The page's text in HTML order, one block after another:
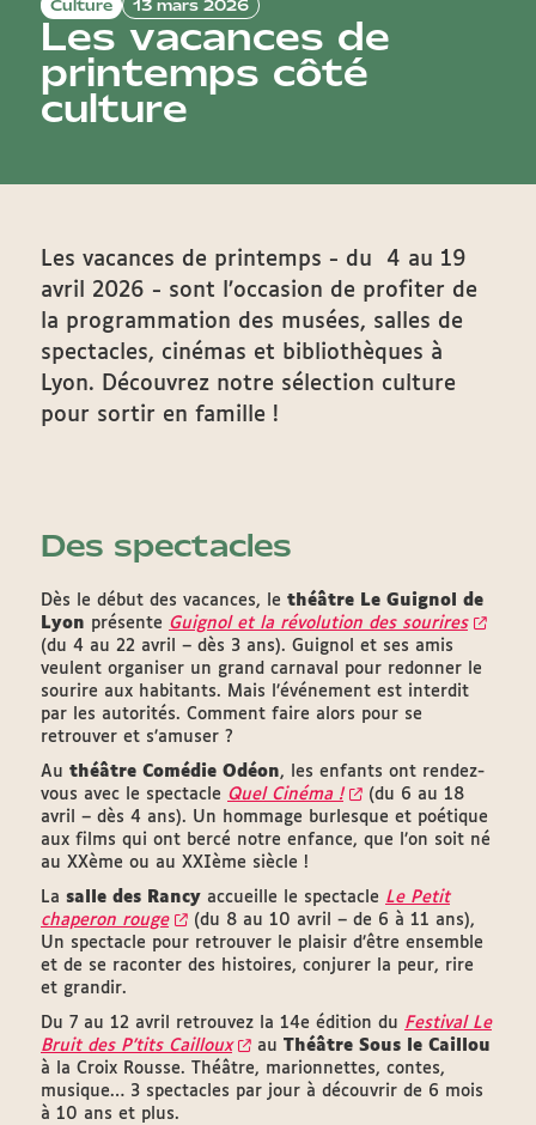
Culture 13 mars 2026
Les vacances de
printemps côté
culture
Les vacances de printemps - du 4 au 19
avril 2026 - sont l’occasion de profiter de
la programmation des musées, salles de
spectacles, cinémas et bibliothèques à
Lyon. Découvrez notre sélection culture
pour sortir en famille !
Des spectacles
Dès le début des vacances, le théâtre Le Guignol de
Lyon présente Guignol et la révolution des sourires
(du 4 au 22 avril – dès 3 ans). Guignol et ses amis
veulent organiser un grand carnaval pour redonner le
sourire aux habitants. Mais l’événement est interdit
par les autorités. Comment faire alors pour se
retrouver et s’amuser ?
Au théâtre Comédie Odéon, les enfants ont rendez-
vous avec le spectacle Quel Cinéma !
(du 6 au 18
avril – dès 4 ans). Un hommage burlesque et poétique
aux films qui ont bercé notre enfance, que l’on soit né
au XXème ou au XXIème siècle !
La salle des Rancy accueille le spectacle Le Petit
chaperon rouge
(du 8 au 10 avril – de 6 à 11 ans),
Un spectacle pour retrouver le plaisir d’être ensemble
et de se raconter des histoires, conjurer la peur, rire
et grandir.
Du 7 au 12 avril retrouvez la 14e édition du Festival Le
Bruit des P’tits Cailloux
au Théâtre Sous le Caillou
à la Croix Rousse. Théâtre, marionnettes, contes,
musique… 3 spectacles par jour à découvrir de 6 mois
à 10 ans et plus.